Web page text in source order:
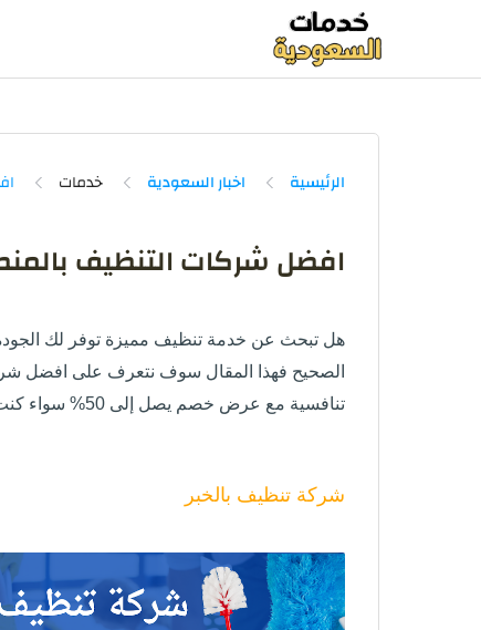
الرئيسية اخبار السعودية خدمات
افضل شركات التنظيف
هل تبحث عن خدمة تنظيف مميزة توفر لك الجودة
الصحيح فهذا المقال سوف نتعرف على افضل
تنافسية مع عرض خصم يصل إلى 50% سواء كنت بحاجة إلى تعقيم منزلك، مكتبك وحتى الأماكن التجارية.
شركة تنظيف بالخبر